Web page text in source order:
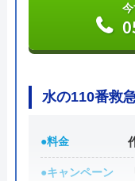
で業者を手配し
けしてくれると
わりトラブルで
もちろん見積も
水の110番救
●料金
●キャンペーン